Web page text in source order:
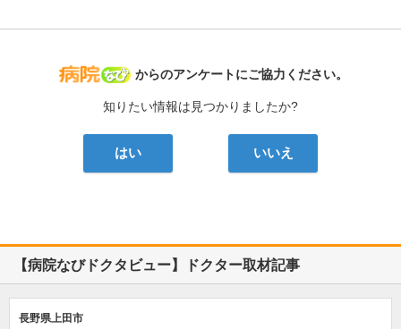
病院なび
からのアンケートにご協力ください。
知りたい情報は見つかりましたか?
はい いいえ
【病院なびドクタビュー】ドクター取材記事
長野県上田市